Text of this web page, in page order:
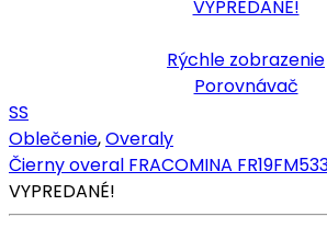
VYPREDANÉ!
Rýchle zobrazenie
Porovnávač
SS
Oblečenie,Overaly
Čierny overal FRACOMINA
VYPREDANÉ!